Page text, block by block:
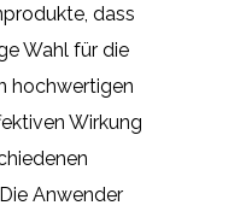
dass
Wahl für die
hochwertigen
Wirkung
Anwender